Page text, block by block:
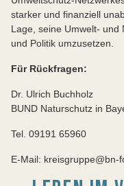
starker und finanziell
Lage, seine Umwelt- und
und Politik umzusetzen.
Für Rückfragen:
Dr. Ulrich Buchholz
BUND Naturschutz in
Tel. 09191 65960
E-Mail: kreisgruppe@bn-